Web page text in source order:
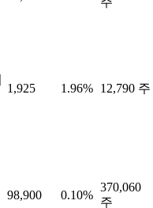
1,925 1.96% 12,790 주
98,900 0.10%
370,060
주